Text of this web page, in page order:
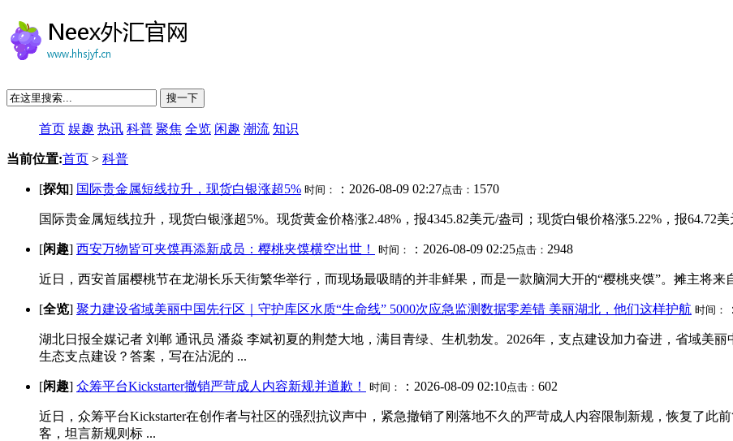
搜一下
首页 娱趣 热讯 科普 聚焦 全览 闲趣 潮流 知识
当前位置:首页 > 科普
[探知] 国际贵金属短线拉升，现货白银涨超5% 时间： ：2026-08-09 02:27点击： 1570
国际贵金属短线拉升，现货白银涨超5%。现货黄金价格涨2.48%，报4345.82美元/盎司；现货白银价格涨5.22%，报64.72美
[闲趣] 西安万物皆可夹馍再添新成员：樱桃夹馍横空出世！ 时间： ：2026-08-09 02:25点击： 2948
近日，西安首届樱桃节在龙湖长乐天街繁华举行，而现场最吸睛的并非鲜果，而是一款脑洞大开的“樱桃夹馍”。摊主将来
[全览] 聚力建设省域美丽中国先行区｜守护库区水质“生命线” 5000次应急监测数据零差错 美丽湖北，他们这样护航 时间：
湖北日报全媒记者 刘郸 通讯员 潘焱 李斌初夏的荆楚大地，满目青绿、生机勃发。2026年，支点建设加力奋进，省域美
生态支点建设？答案，写在沾泥的 ...
[闲趣] 众筹平台Kickstarter撤销严苛成人内容新规并道歉！ 时间： ：2026-08-09 02:10点击： 602
近日，众筹平台Kickstarter在创作者与社区的强烈抗议声中，紧急撤销了刚落地不久的严苛成人内容限制新规，恢复了此
客，坦言新规则标 ...